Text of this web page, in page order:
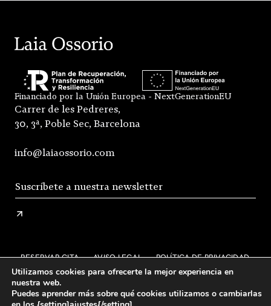
Financiado por la Unión Europea - NextGenerationEU
Carrer de les Pedreres,
30, 3ª, Poble Sec, Barcelona
info@laiaossorio.com
RESERVAR CITA AVISO LEGAL
POLÍTICA DE PRIVACIDAD
ENVÍO Y DEVOLUCIONES
CONDICIONES GENERALES DE VENTA
FAQS
Utilizamos cookies para ofrecerte la mejor experiencia en
nuestra web.
Puedes aprender más sobre qué cookies utilizamos o cambiarlas